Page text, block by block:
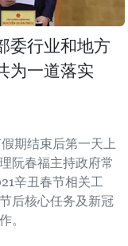
委行业和地方
为一道落实
期结束后第一天上
阮春福主持政府常
辛丑春节相关工
后核心任务及新冠
。